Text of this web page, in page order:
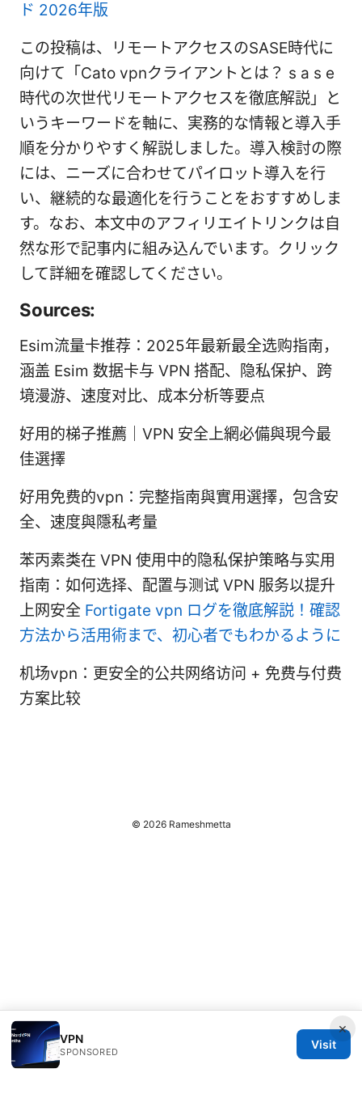
ド 2026年版
この投稿は、リモートアクセスのSASE時代に
向けて「Cato vpnクライアントとは？ s a s e
時代の次世代リモートアクセスを徹底解説」と
いうキーワードを軸に、実務的な情報と導入手
順を分かりやすく解説しました。導入検討の際
には、ニーズに合わせてパイロット導入を行
い、継続的な最適化を行うことをおすすめしま
す。なお、本文中のアフィリエイトリンクは自
然な形で記事内に組み込んでいます。クリック
して詳細を確認してください。
Sources:
Esim流量卡推荐：2025年最新最全选购指南，
涵盖 Esim 数据卡与 VPN 搭配、隐私保护、跨
境漫游、速度对比、成本分析等要点
好用的梯子推薦｜VPN 安全上網必備與現今最
佳選擇
好用免费的vpn：完整指南與實用選擇，包含安
全、速度與隱私考量
苯丙素类在 VPN 使用中的隐私保护策略与实用
指南：如何选择、配置与测试 VPN 服务以提升
上网安全 Fortigate vpn ログを徹底解説！確認
方法から活用術まで、初心者でもわかるように
机场vpn：更安全的公共网络访问 + 免费与付费
方案比较
×
VPN
SPONSORED
Visit
© 2026 Rameshmetta